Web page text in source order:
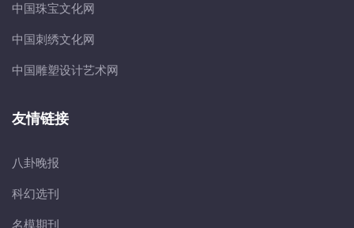
中国珠宝文化网
中国刺绣文化网
中国雕塑设计艺术网
友情链接
八卦晚报
科幻选刊
名模期刊